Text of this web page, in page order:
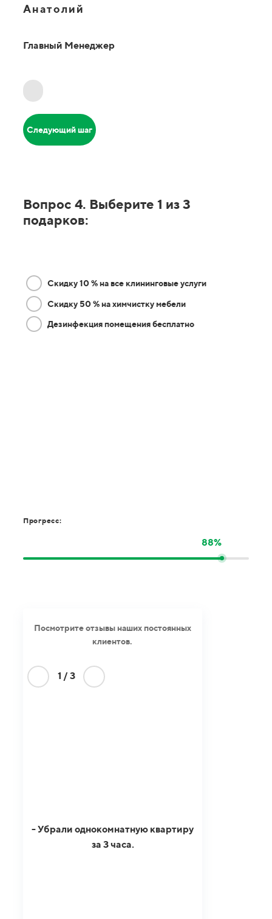
Анатолий
Главный Менеджер
Следующий шаг
Вопрос 4. Выберите 1 из 3
подарков:
Скидку 10 % на все клининговые услуги
Скидку 50 % на химчистку мебели
Дезинфекция помещения бесплатно
Прогресс:
88%
Посмотрите отзывы наших постоянных
клиентов.
1 /3
- Убрали однокомнатную квартиру
за 3 часа.